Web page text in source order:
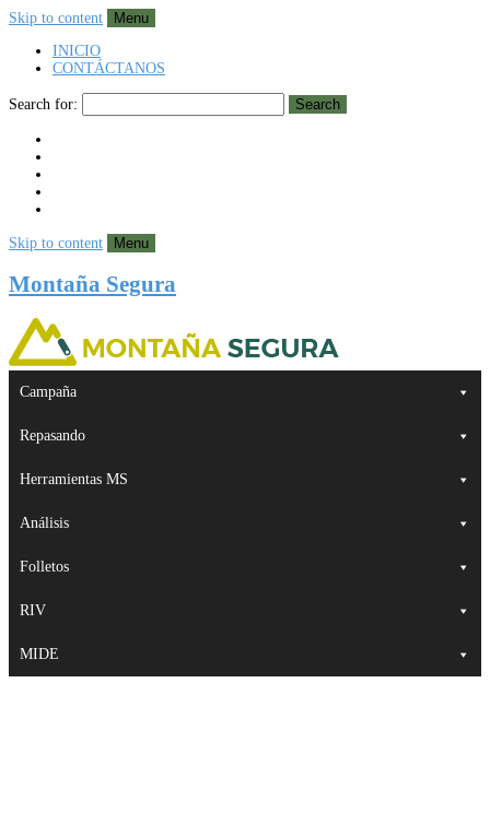
Skip to content
Menu
INICIO
CONTÁCTANOS
Search for: Search
Skip to content Menu
Montaña Segura
Campaña
Repasando
Herramientas MS
Análisis
Folletos
RIV
MIDE